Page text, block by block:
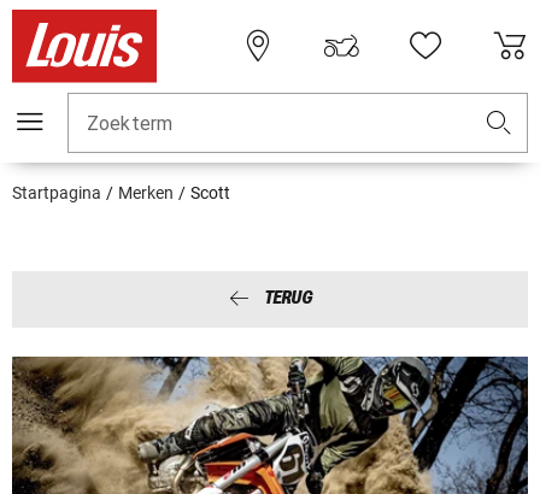
Zoekterm
Startpagina Merken Scott
TERUG